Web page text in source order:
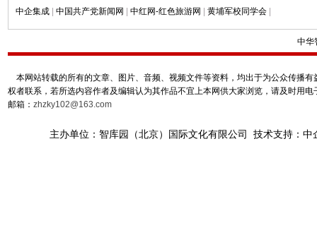
中企集成 | 中国共产党新闻网 | 中红网-红色旅游网 | 黄埔军校同学会 |
中华
本网站转载的所有的文章、图片、音频、视频文件等资料，均出于为公众传播
权者联系，若所选内容作者及编辑认为其作品不宜上本网供大家浏览，请及时用
邮箱： zhzky102@163.com
主办单位：智库园（北京）国际文化有限公司 技术支持：